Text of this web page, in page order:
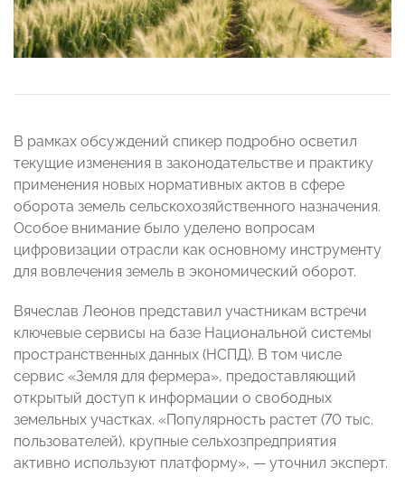
В рамках обсуждений спикер подробно осветил
текущие изменения в законодательстве и практику
применения новых нормативных актов в сфере
оборота земель сельскохозяйственного назначения.
Особое внимание было уделено вопросам
цифровизации отрасли как основному инструменту
для вовлечения земель в экономический оборот.
Вячеслав Леонов представил участникам встречи
ключевые сервисы на базе Национальной системы
пространственных данных (НСПД). В том числе
сервис «Земля для фермера», предоставляющий
открытый доступ к информации о свободных
земельных участках. «Популярность растет (70 тыс.
пользователей), крупные сельхозпредприятия
активно используют платформу», — уточнил эксперт.